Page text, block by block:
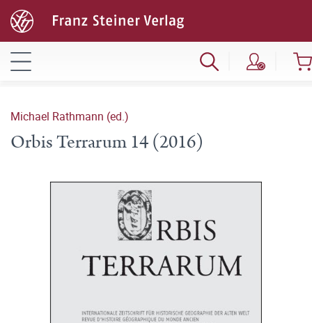
Michael Rathmann (ed.)
Orbis Terrarum 14 (2016)